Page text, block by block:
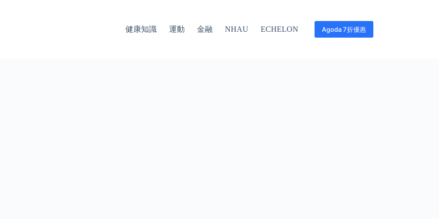
健康知識 運動 金融 NHAU ECHELON Agoda 7折優惠